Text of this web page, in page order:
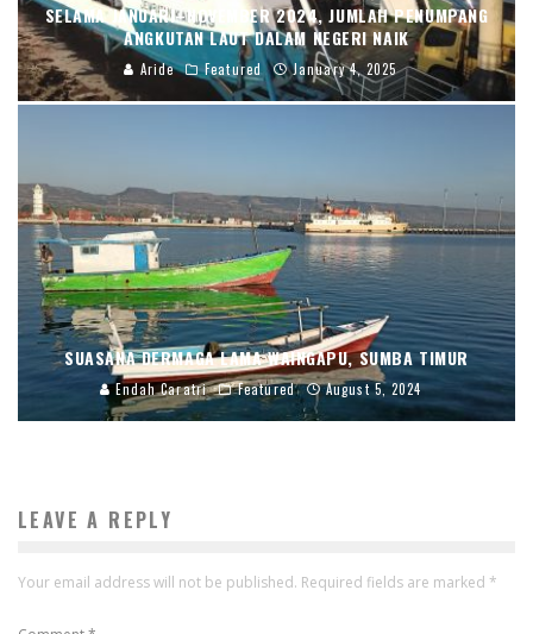
SELAMA JANUARI–NOVEMBER 2024, JUMLAH PENUMPANG
ANGKUTAN LAUT DALAM NEGERI NAIK
Aride Featured January 4, 2025
SUASANA DERMAGA LAMA WAINGAPU, SUMBA TIMUR
Endah Caratri Featured August 5, 2024
LEAVE A REPLY
Your email address will not be published. Required fields are marked *